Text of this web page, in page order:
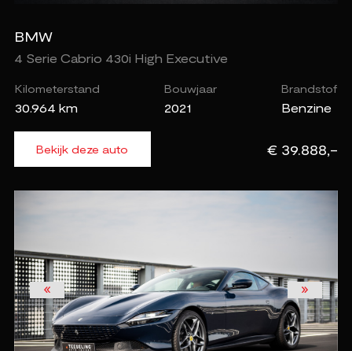
BMW
4 Serie Cabrio 430i High Executive
Kilometerstand
30.964 km
Bouwjaar
2021
Brandstof
Benzine
€ 39.888,-
Bekijk deze auto